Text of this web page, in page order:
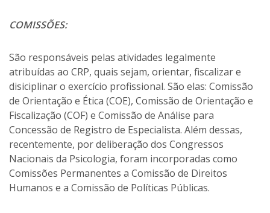
COMISSÕES:
São responsáveis pelas atividades legalmente
atribuídas ao CRP, quais sejam, orientar, fiscalizar e
disiciplinar o exercício profissional. São elas: Comissão
de Orientação e Ética (COE), Comissão de Orientação e
Fiscalização (COF) e Comissão de Análise para
Concessão de Registro de Especialista. Além dessas,
recentemente, por deliberação dos Congressos
Nacionais da Psicologia, foram incorporadas como
Comissões Permanentes a Comissão de Direitos
Humanos e a Comissão de Políticas Públicas.